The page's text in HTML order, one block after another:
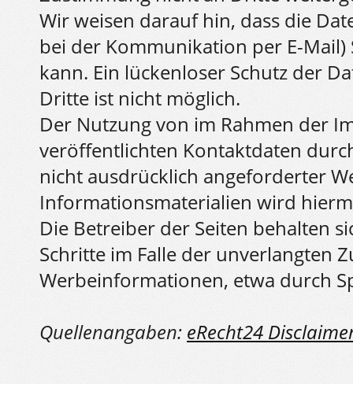
Wir weisen darauf hin, dass die
bei der Kommunikation per E-
kann. Ein lückenloser Schutz der
Dritte ist nicht möglich.
Der Nutzung von im Rahmen der
veröffentlichten Kontaktdaten
nicht ausdrücklich angeforderter
Informationsmaterialien wird
Die Betreiber der Seiten behalten
Schritte im Falle der unverlangten
Werbeinformationen, etwa durch
Quellenangaben: eRecht24